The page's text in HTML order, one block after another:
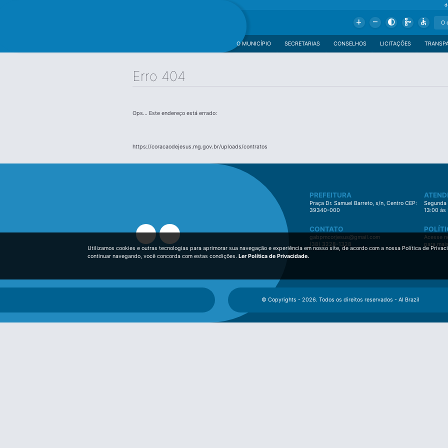
Add Remove Contrast Schema Accessible
LICITAÇÕES
CONSELHOS
SECRETARIAS
O MUNICÍPIO
Erro 404
Ops... Este endereço está errado:
https://coracaodejesus.mg.gov.br/uploads/contratos
PREFEITURA
Praça Dr. Samuel Barreto, s/n, Centro CEP:
39340-000
Segunda
13:00 às
CONTATO
gabpmcorjesus@gmail.com
(38) 3228-1328
Acesse
para
© Copyrights - 2026. Todos os direitos reservados - AI Brazil
Utilizamos cookies e outras tecnologias para aprimorar sua navegação e experiência em nosso site, de acordo com a nossa Política de
continuar navegando, você concorda com estas condições. Ler Política de Privacidade.